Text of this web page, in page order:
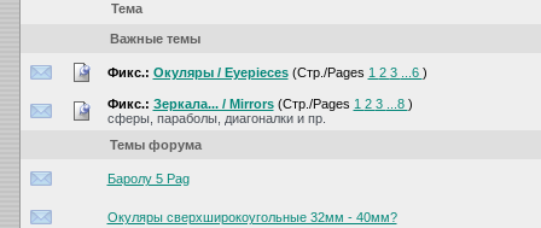
Тема
Важные темы
Фикс.: Окуляры / Eyepieces (Стр./Pages 1 2 3 ...6 )
Фикс.: Зеркала... / Mirrors (Стр./Pages 1 2 3 ...8 )
сферы, параболы, диагоналки и пр.
Темы форума
Баролу 5 Pag
Окуляры сверхширокоугольные 32мм - 40мм?